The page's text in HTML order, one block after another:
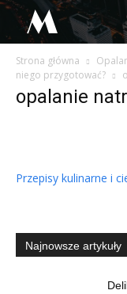
M
Strona główna
niego przygotować?
opalanie
Przepisy kulinarne i
Najnowsze artykuły